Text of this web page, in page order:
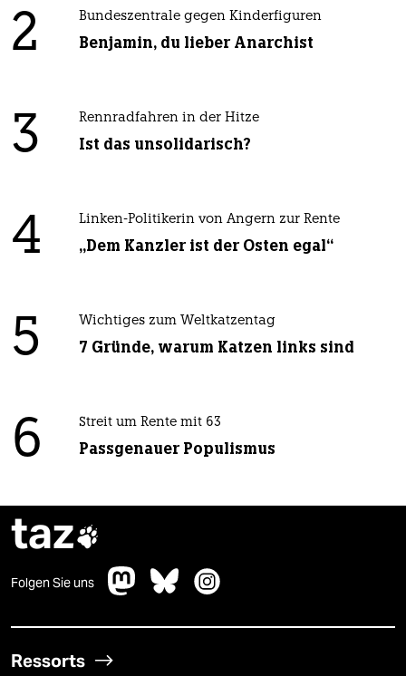
2 Bundeszentrale gegen Kinderfiguren
Benjamin, du lieber Anarchist
3 Rennradfahren in der Hitze
Ist das unsolidarisch?
4 Linken-Politikerin von Angern zur Rente
„Dem Kanzler ist der Osten egal“
5 Wichtiges zum Weltkatzentag
7 Gründe, warum Katzen links sind
6 Streit um Rente mit 63
Passgenauer Populismus
taz
Folgen Sie uns
Ressorts